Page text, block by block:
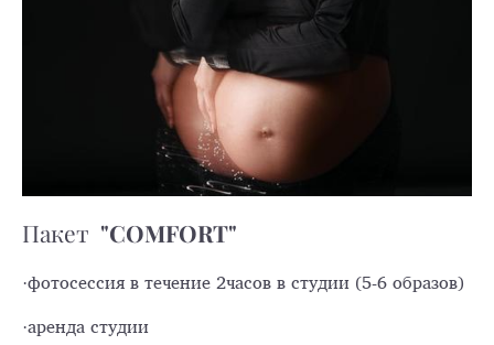
Пакет "СOMFORT"
·фотосессия в течение 2часов в студии (5-6 образов)
·аренда студии